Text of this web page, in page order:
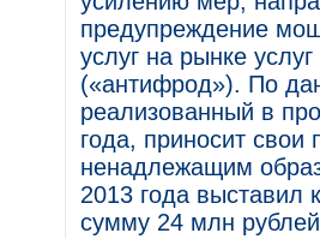
предупреждение
услуг на рынке
(«антифрод»). По
реализованный в
года, приносит свои
ненадлежащим
2013 года
сумму 24 млн